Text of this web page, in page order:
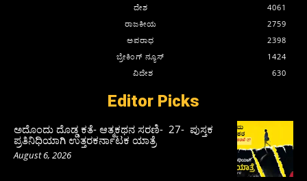
ದೇಶ
4061
ರಾಜಕೀಯ
2759
ಅಪರಾಧ
2398
ಬ್ರೇಕಿಂಗ್ ನ್ಯೂಸ್
1424
ವಿದೇಶ
630
Editor Picks
ಅದೊಂದು ದೊಡ್ಡ ಕತೆ- ಆತ್ಮಕಥನ ಸರಣಿ- 27- ಪುಸ್ತಕ
ಪ್ರತಿನಿಧಿಯಾಗಿ ಉತ್ತರಕರ್ನಾಟಕ ಯಾತ್ರೆ
August 6, 2026